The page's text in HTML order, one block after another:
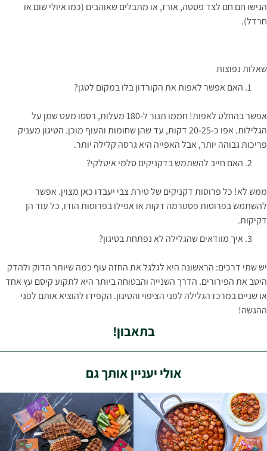
הגישו חם חם לצד פסטה, אורז, או מתבלים שאוהבים (כמו איולי שום או
חרדל).
שאלות נפוצות
האם אפשר לאפות את הקורדון בלו במקום לטגן?
אפשר בהחלט לאפות! חממו תנור ל-180 מעלות, רססו מעט שמן על
הגלילות. אפו כ-20-25 דקות, עד שהן שחומות והעוף מוכן. הטיגון מעניק
פריכות גבוהה יותר, אבל האפייה היא גרסה קלילה יותר.
האם חייב להשתמש בדקניקים סלמי איטלקי?
ממש לא! כל פרוסות דקניקים של טירת צבי יעבדו כאן מצוין. אפשר
להשתמש בפרוסות פסטרמה דקות או אפילו בפרוסות הודו, כל עוד הן
דקיקות.
איך מוודאים שהגלילה לא נפתחת בטיגון?
יש שתי דרכים: הראשונה היא לגלגל את החזה עוף כמה שיותר הדוק ולהדק
היטב את הפירורים. הדרך השנייה והבטוחה ביותר היא לתקוע קיסם עץ אחד
או שניים במרכז הגלילה לפני הציפוי והטיגון. הקפידו להוציא אותם לפני
ההגשה!
בתאבון!
אולי יעניין אותך גם